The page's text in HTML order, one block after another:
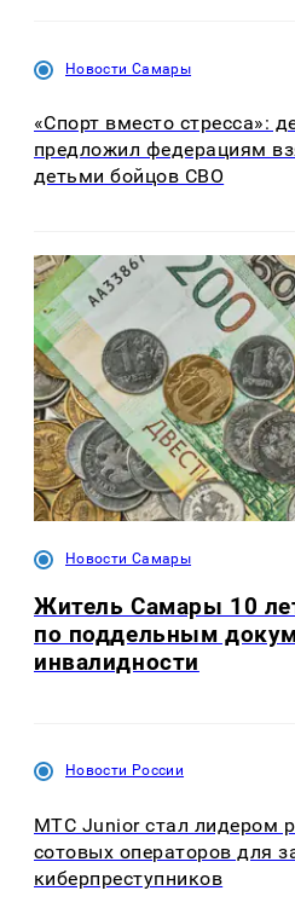
Новости Самары
«Спорт вместо стресса»:
предложил федерациям
детьми бойцов СВО
Новости Самары
Житель Самары 10
по поддельным
инвалидности
Новости России
МТС Junior стал лидером
сотовых операторов для
киберпреступников